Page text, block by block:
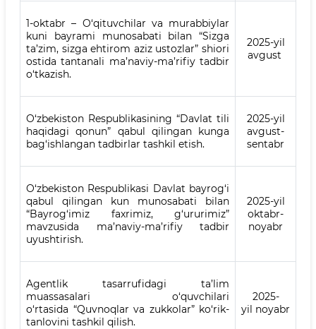
1-oktabr – O‘qituvchilar va murabbiylar
kuni bayrami munosabati bilan “Sizga
ta’zim, sizga ehtirom aziz ustozlar” shiori
ostida tantanali ma’naviy-ma’rifiy tadbir
o‘tkazish.
2025-yil
avgust
O‘zbekiston Respublikasining “Davlat tili
haqidagi qonun” qabul qilingan kunga
bag‘ishlangan tadbirlar tashkil etish.
2025-yil
avgust-
sentabr
O‘zbekiston Respublikasi Davlat bayrog‘i
qabul qilingan kun munosabati bilan
“Bayrog‘imiz faxrimiz, g‘ururimiz”
mavzusida ma’naviy-ma’rifiy tadbir
uyushtirish.
2025-yil
oktabr-
noyabr
Agentlik tasarrufidagi ta’lim
muassasalari o‘quvchilari
o‘rtasida “Quvnoqlar va zukkolar” ko‘rik-
tanlovini tashkil qilish.
2025-
yil noyabr